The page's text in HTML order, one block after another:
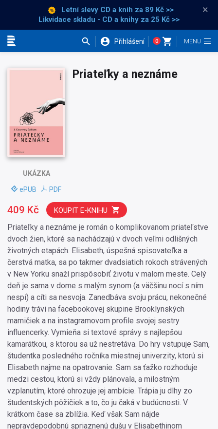
Letní slevy CD a knih za 89 Kč >>
Likvidace skladu - CD a knihy za 25 Kč >>
×
Přihlášení 0
UKÁZKA
ePUB PDF
Priateľky a neznáme
Priateľky a neznáme je román o komplikovanom priateľstve
dvoch žien, ktoré sa nachádzajú v dvoch veľmi odlišných
životných etapách. Elisabeth, úspešná spisovateľka a
čerstvá matka, sa po takmer dvadsiatich rokoch strávených
v New Yorku snaží prispôsobiť životu v malom meste. Celý
deň je sama v dome s malým synom (a väčšinu nocí s ním
nespí) a cíti sa nesvoja. Zanedbáva svoju prácu, nekonečné
hodiny trávi na facebookovej skupine Brooklynských
mamičiek a na instagramovom profile svojej sestry
influencerky. Vymieňa si textové správy s najlepšou
kamarátkou, s ktorou sa už nestretáva. Do hry vstupuje Sam,
študentka posledného ročníka miestnej univerzity, ktorú si
Elisabeth najme na opatrovanie. Sam sa ťažko rozhoduje
medzi cestou, ktorú si vždy plánovala, a milostným
vzplanutím, ktoré ohrozuje jej ambície. Trápia ju dlhy zo
študentských pôžičiek a to, čo ju čaká v budúcnosti. V
krátkom čase sa zblížia. Keď však Sam nájde
nepravdepodobnú spriaznenú dušu v Elisabethinom
409 Kč KOUPIT E-KNIHU